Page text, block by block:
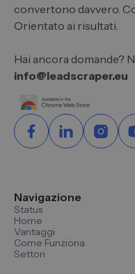
convertono davvero.
Orientato ai risultati.
Hai ancora domande?
info@leadscraper.eu
Navigazione
Status
Home
Vantaggi
Come Funziona
Settori